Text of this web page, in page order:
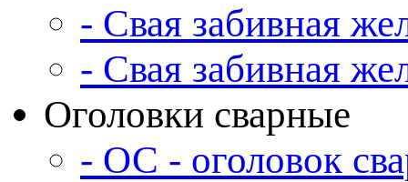
- Свая забивная
- Свая забивная
Оголовки сварные
- ОС - оголовок